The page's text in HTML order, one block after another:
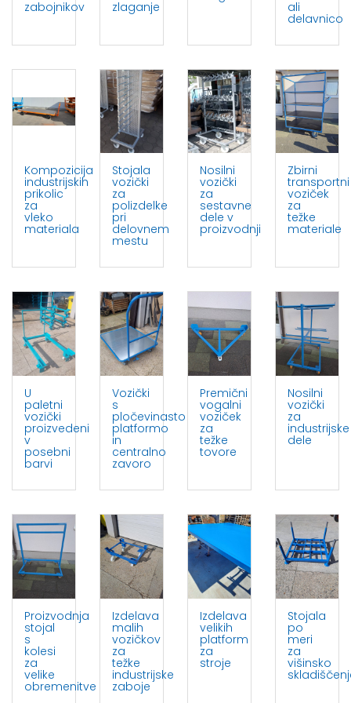
zabojnikov zlaganje ali
delavnico
Kompozicija
industrijskih
prikolic
za
vleko
materiala
Stojala
vozički
za
polizdelke
pri
delovnem
mestu
Nosilni
vozički
za
sestavne
dele v
proizvodnji
Zbirni
transportni
voziček
za
težke
materiale
U
paletni
vozički
proizvedeni
v
posebni
barvi
Vozički
s
pločevinasto
platformo
in
centralno
zavoro
Premični
vogalni
voziček
za
težke
tovore
Nosilni
vozički
za
industrijske
dele
Proizvodnja
stojal
s
kolesi
za
velike
obremenitve
Izdelava
malih
vozičkov
za
težke
industrijske
zaboje
Izdelava
velikih
platform
za
stroje
Stojala
po
meri
za
višinsko